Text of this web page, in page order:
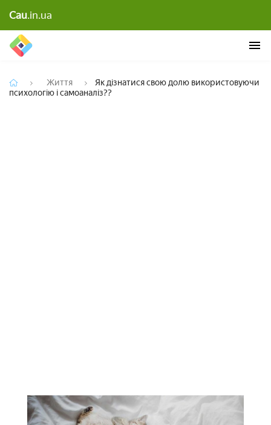
Cau.in.uaпсихологію і самоаналіз??
Життя
Як дізнатися свою долю використовуючи
психологію і самоаналіз??